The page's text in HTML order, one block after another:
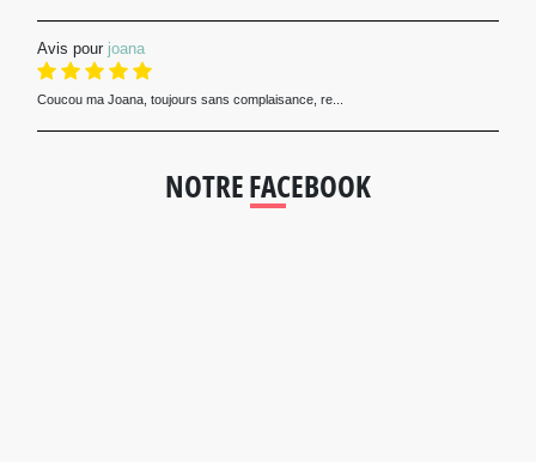
Avis pour joana
Coucou ma Joana, toujours sans complaisance, re...
NOTRE FACEBOOK